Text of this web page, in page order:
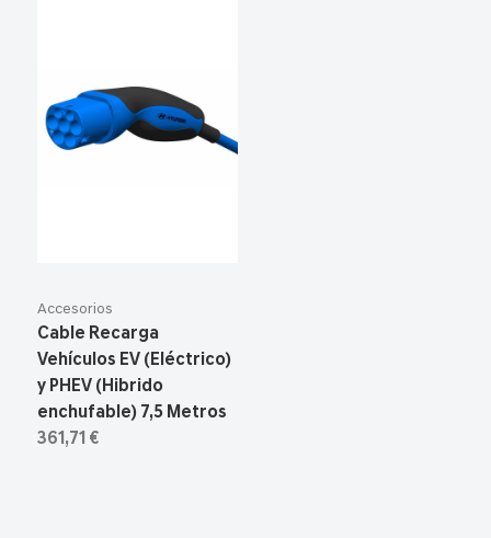
Accesorios
Cable Recarga
Vehículos EV (Eléctrico)
y PHEV (Hibrido
enchufable) 7,5 Metros
361,71 €